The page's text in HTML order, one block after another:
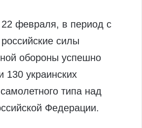
22 февраля, в период с
силы
обороны успешно
130 украинских
типа над
Федерации.